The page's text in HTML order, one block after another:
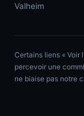
Valheim
Certains liens « Voir
percevoir une
ne biaise pas notre